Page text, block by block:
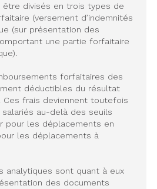
divisés en trois types de
(versement d’indemnités
(sur présentation des
une partie forfaitaire
forfaitaires des
déductibles du résultat
Ces frais deviennent toutefois
au-delà des seuils
pour les déplacements en
les déplacements à
analytiques sont quant à eux
des documents